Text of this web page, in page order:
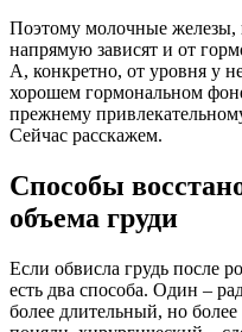
Поэтому молочные
напрямую зависят и от
А, конкретно, от уровня у
хорошем гормональном
прежнему
Сейчас расскажем.
Способы
объема груди
Если обвисла грудь после
есть два способа. Один –
более длительный, но